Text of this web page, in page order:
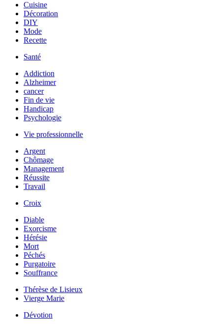
Cuisine
Décoration
DIY
Mode
Recette
Santé
Addiction
Alzheimer
cancer
Fin de vie
Handicap
Psychologie
Vie professionnelle
Argent
Chômage
Management
Réussite
Travail
Croix
Diable
Exorcisme
Hérésie
Mort
Péchés
Purgatoire
Souffrance
Thérèse de Lisieux
Vierge Marie
Dévotion